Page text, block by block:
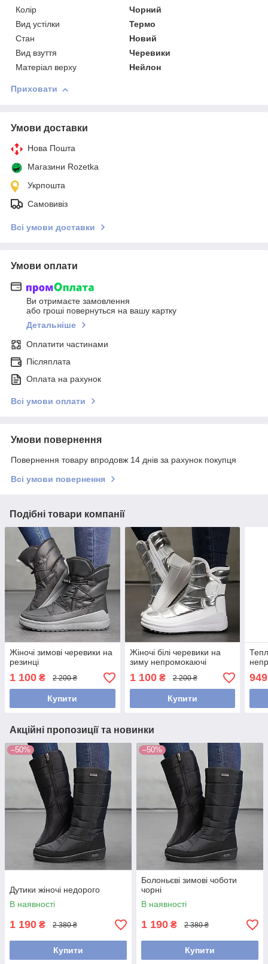
Колір
Чорний
Вид устілки
Термо
Стан
Новий
Вид взуття
Черевики
Матеріал верху
Нейлон
Приховати
Умови доставки
Нова Пошта
Магазини Rozetka
Укрпошта
Самовивіз
Всі умови доставки
Умови оплати
Ви отримаєте замовлення
або гроші повернуться на вашу картку
Детальніше
Оплатити частинами
Післяплата
Оплата на рахунок
Всі умови оплати
Умови повернення
Повернення товару впродовж 14 днів за рахунок покупця
Всі умови повернення
Подібні товари компанії
Жіночі зимові черевики на
резинці
1 100 ₴ 2 200 ₴
Купити
Жіночі білі черевики на
зиму непромокаючі
1 100₴ 2 200 ₴
Купити
949
Акційні пропозиції та новинки
–50%
Дутики жіночі недорого
В наявності
1 190 ₴ 2 380 ₴
Купити
–50%
Болоньєві зимові чоботи
чорні
В наявності
1 190 ₴ 2 380 ₴
Купити